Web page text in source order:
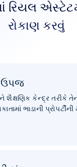
રિયલ
રોકાણ કરવું
ઉપજ
કેન્દ્ર તરીકે
ભાડાની